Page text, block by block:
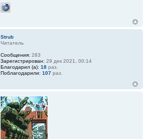
Strub
Читатель
Сообщения: 283
Зарегистрирован: 29 дек 2021, 00:14
Благодарил (а): 18раз.
Поблагодарили: 107раз.